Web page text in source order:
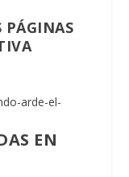
PÁGINAS
arde-el-
EN